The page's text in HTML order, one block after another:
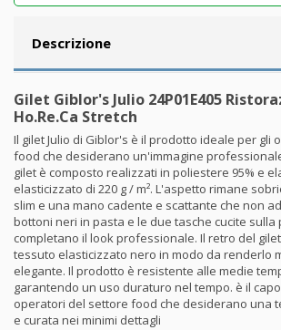
Descrizione
Gilet Giblor's Julio 24P01E405
Ho.Re.Ca Stretch
Il gilet Julio di Giblor's è il prodotto ideale per gli
food che desiderano un'immagine
gilet è composto realizzati in poliestere 95% e
elasticizzato di 220 g / m². L'aspetto rimane
slim e una mano cadente e scattante che non
bottoni neri in pasta e le due tasche cucite
completano il look professionale. Il retro del
tessuto elasticizzato nero in modo da renderlo
elegante. Il prodotto è resistente alle medie
garantendo un uso duraturo nel tempo. è il
operatori del settore food che desiderano una
e curata nei minimi dettagli